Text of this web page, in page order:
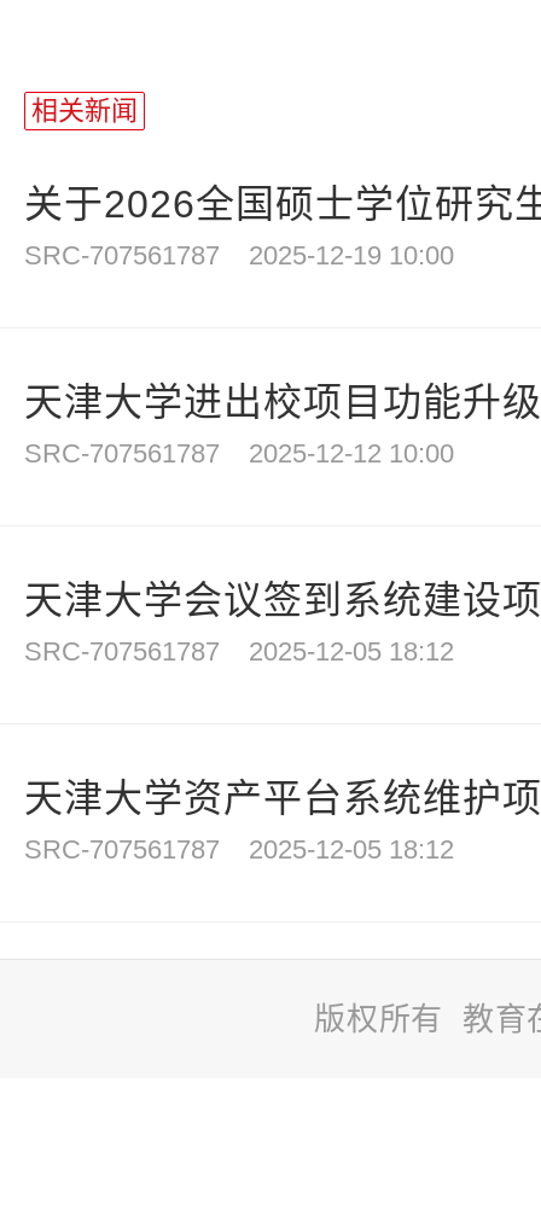
相关新闻
关于2026全国硕士学位研究
SRC-707561787 2025-12-19 10:00
天津大学进出校项目功能升
SRC-707561787 2025-12-12 10:00
天津大学会议签到系统建设
SRC-707561787 2025-12-05 18:12
天津大学资产平台系统维护
SRC-707561787 2025-12-05 18:12
版权所有 教育